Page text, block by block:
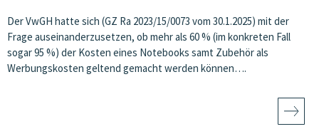
Der VwGH hatte sich (GZ Ra 2023/15/0073 vom 30.1.2025) mit der
Frage auseinanderzusetzen, ob mehr als 60 % (im konkreten Fall
sogar 95 %) der Kosten eines Notebooks samt Zubehör als
Werbungskosten geltend gemacht werden können….